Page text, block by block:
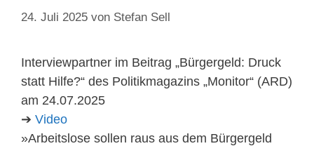
24. Juli 2025 von Stefan Sell
Interviewpartner im Beitrag „Bürgergeld: Druck
statt Hilfe?“ des Politikmagazins „Monitor“ (ARD)
am 24.07.2025
➔ Video
»Arbeitslose sollen raus aus dem Bürgergeld